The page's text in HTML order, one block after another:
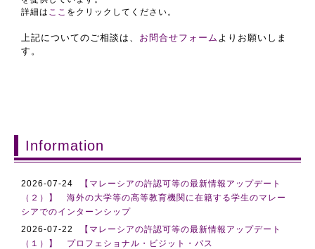
詳細は ここ をクリックしてください。
上記についてのご相談は、 お問合せフォーム よりお願いしま
す。
Information
2026-07-24
【マレーシアの許認可等の最新情報アップデート
（２）】 海外の大学等の高等教育機関に在籍する学生のマレー
シアでのインターンシップ
2026-07-22
【マレーシアの許認可等の最新情報アップデート
（１）】 プロフェショナル・ビジット・パス